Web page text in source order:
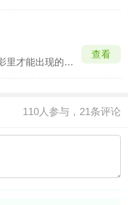
用AR就能创造电影里才能出现的特技
查看
110 人参与，21条评论